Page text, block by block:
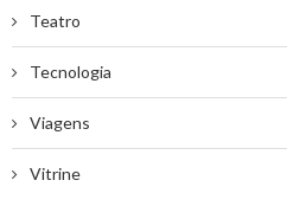
Teatro
Tecnologia
Viagens
Vitrine